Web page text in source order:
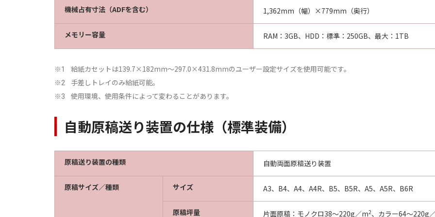
機械占有寸法（ADFを含む） 1,362mm（幅）×779mm（奥行）
メモリー容量 RAM：3GB、HDD：標準：250GB、最大：1TB
※1 給紙カセットは139.7×182mm～297.0×431.8mmのユーザー設定サイズを使用可能です。
※2 手差しトレイのみ給紙可能。
※3 使用環境、使用条件によって変わることがあります。
自動原稿送り装置の仕様（標準装備）
原稿送り装置の種類 自動両面原稿送り装置
原稿サイズ／種類 サイズ A3、B4、A4、A4R、B5、B5R、A5、A5R、B6R
原稿坪量 片面原稿：モノクロ38～220g／m2、カラー64～220g